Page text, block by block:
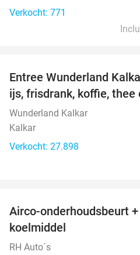
Verkocht: 771
Entree Wunderland
ijs, frisdrank, koffie, thee
Wunderland Kalkar
Kalkar
Verkocht: 27.898
Airco-onderhoudsbeurt
koelmiddel
RH Auto´s